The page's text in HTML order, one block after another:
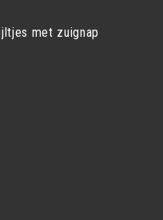
met zuignap